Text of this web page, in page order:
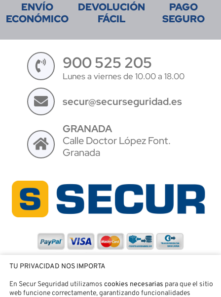
ENVÍO
ECONÓMICO
DEVOLUCIÓN
FÁCIL
PAGO
SEGURO
900 525 205
Lunes a viernes de 10.00 a 18.00
secur@securseguridad.es
GRANADA
Calle Doctor López Font.
Granada
TU PRIVACIDAD NOS IMPORTA
En Secur Seguridad utilizamos cookies necesarias para que el sitio
web funcione correctamente, garantizando funcionalidades